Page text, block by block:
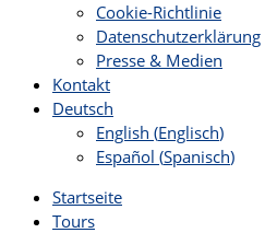
Cookie-Richtlinie
Datenschutzerklärung
Presse & Medien
Kontakt
Deutsch
English (Englisch)
Español (Spanisch)
Startseite
Tours